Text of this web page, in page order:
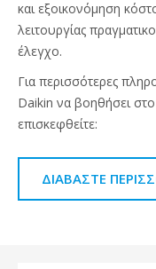
και εξοικονόμηση
λειτουργίας
έλεγχο.
Για περισσότερες
Daikin να βοηθήσει
επισκεφθείτε:
ΔΙΑΒΆΣΤΕ